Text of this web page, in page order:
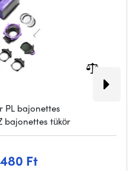
PL bajonettes
bajonettes tükör
Ft